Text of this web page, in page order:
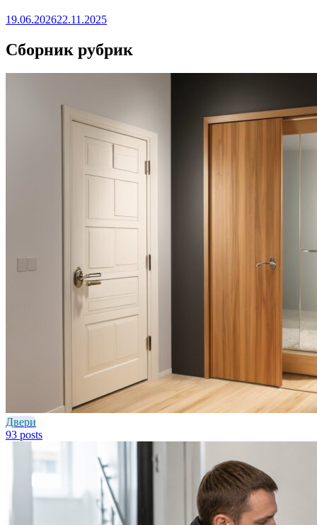
19.06.202622.11.2025
Сборник рубрик
Двери
93 posts